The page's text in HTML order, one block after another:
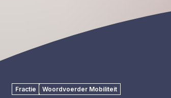
Fractie Woordvoerder Mobiliteit